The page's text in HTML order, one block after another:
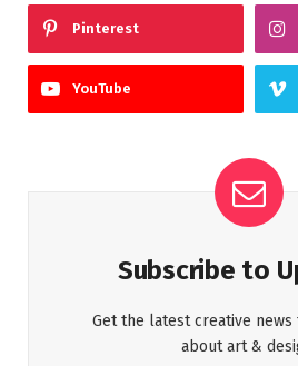
Pinterest
YouTube
Subscribe to
Get the latest creative news
about art &